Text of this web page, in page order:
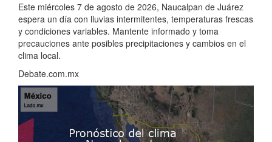
Este miércoles 7 de agosto de 2026, Naucalpan de Juárez
espera un día con lluvias intermitentes, temperaturas frescas
y condiciones variables. Mantente informado y toma
precauciones ante posibles precipitaciones y cambios en el
clima local.
Debate.com.mx